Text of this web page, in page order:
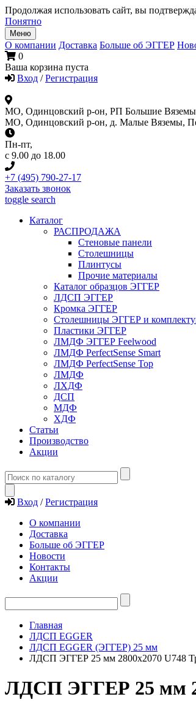
Продолжая использовать сайт, вы
Понятно
Меню
О компании Доставка Больше об ЭГГЕР
0
Ваша корзина пуста
Вход / Регистрация
МО, Одинцовский р-он, РП Большие Вяземы,
МО, Одинцовский р-он, д. Малые Вяземы,
Пн-пт,
с 9.00 до 18.00
+7 (495) 790-27-17
Заказать звонок
toggle search
Каталог
РАСПРОДАЖА
Стеновые панели
Столешницы
Плинтусы
Прочие материалы
Каталог образцов ЭГГЕР
ЛДСП ЭГГЕР
Кромка ЭГГЕР
Столешницы ЭГГЕР и
Пластики ЭГГЕР
ЛМДФ ЭГГЕР Feelwood
ЛМДФ PerfectSense Smart
ЛМДФ PerfectSense Top
ЛМДФ
ЛХДФ
ДСП
МДФ
ХДФ
Статьи
Производство
Акции
Вход / Регистрация
О компании
Доставка
Больше об ЭГГЕР
Новости
Контакты
Акции
Главная
ЛДСП EGGER
ЛДСП EGGER (ЭГГЕР) 25 мм
ЛДСП ЭГГЕР 25 мм 2800х2070 U748
ЛДСП ЭГГЕР 25 мм